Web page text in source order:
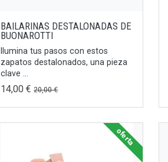
BAILARINAS DESTALONADAS DE
BUONAROTTI
Ilumina tus pasos con estos
zapatos destalonados, una pieza
clave ...
14,00 €20,00 €
oferta